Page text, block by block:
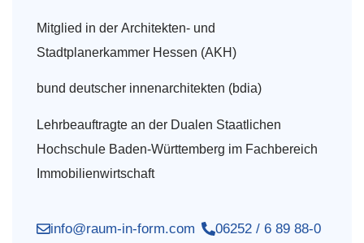
Mitglied in der Architekten- und
Stadtplanerkammer Hessen (AKH)
bund deutscher innenarchitekten (bdia)
Lehrbeauftragte an der Dualen Staatlichen
Hochschule Baden-Württemberg im Fachbereich
Immobilienwirtschaft
info@raum-in-form.com 06252 / 6 89 88-0